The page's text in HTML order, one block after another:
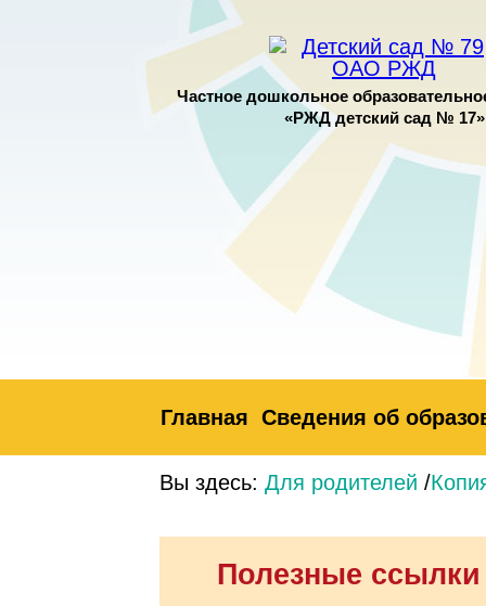
Частное дошкольное
«РЖД детский сад № 17»
Главная Сведения об
Вы здесь: Для родителей /
Полезные ссылки